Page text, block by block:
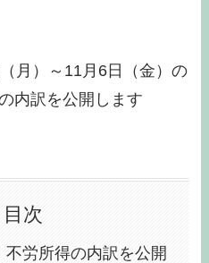
月）～11月6日（金）の
内訳を公開します
目次
不労所得の内訳を公開